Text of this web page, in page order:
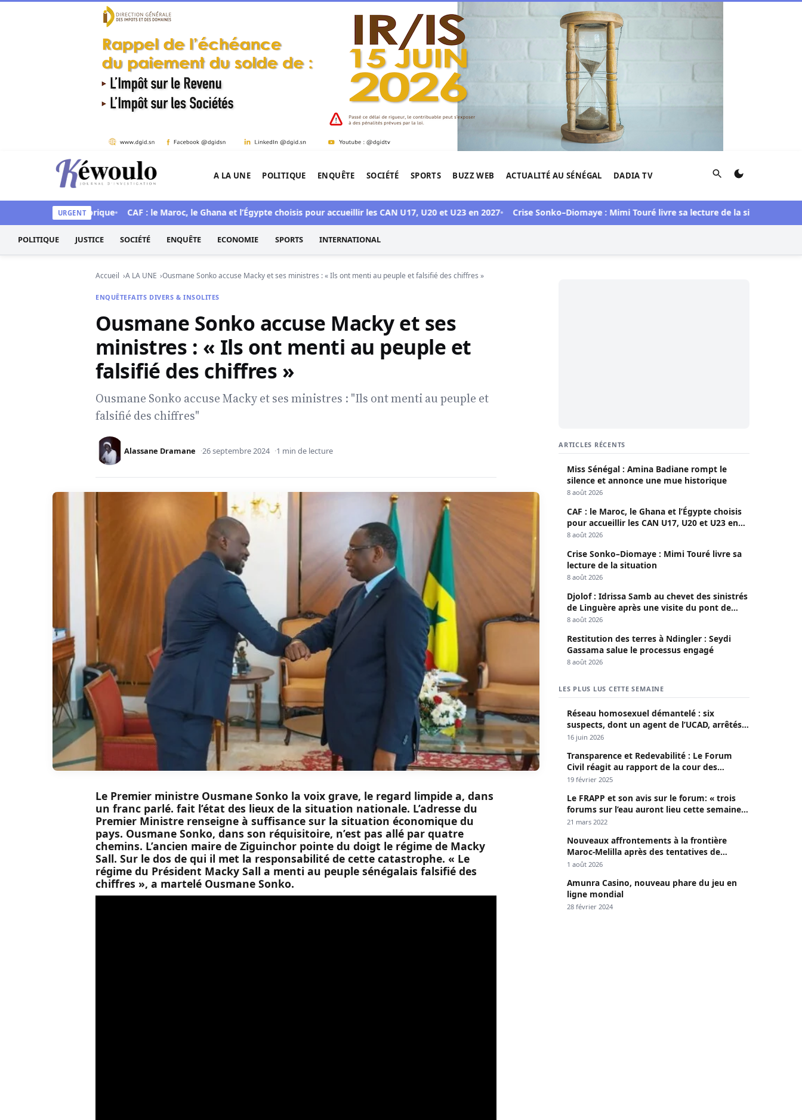
Aller au contenu
Kéwoulo, le premier site d'information et d'investigation de l'Afrique.
A LA UNE POLITIQUE ENQUÊTE SOCIÉTÉ SPORTS BUZZ WEB ACTUALITÉ AU SÉNÉGAL DADIA TV Rechercher
URGENT
une mue historique CAF : le Maroc, le Ghana et l’Égypte choisis pour accueillir les CAN U17, U20 et U23 en 2027 Crise Sonko–Diomaye : Mimi Touré livre sa lecture de la situation
POLITIQUE JUSTICE SOCIÉTÉ ENQUÊTE ECONOMIE SPORTS INTERNATIONAL
Accueil A LA UNE Ousmane Sonko accuse Macky et ses ministres : « Ils ont menti au peuple et falsifié des chiffres »
ENQUÊTEFAITS DIVERS & INSOLITES
Ousmane Sonko accuse Macky et ses
ministres : « Ils ont menti au peuple et
falsifié des chiffres »
Ousmane Sonko accuse Macky et ses ministres : "Ils ont menti au peuple et
falsifié des chiffres"
Alassane Dramane 26 septembre 2024 1 min de lecture
Le Premier ministre Ousmane Sonko la voix grave, le regard limpide a, dans
un franc parlé. fait l’état des lieux de la situation nationale. L’adresse du
Premier Ministre renseigne à suffisance sur la situation économique du
pays. Ousmane Sonko, dans son réquisitoire, n’est pas allé par quatre
chemins. L’ancien maire de Ziguinchor pointe du doigt le régime de Macky
Sall. Sur le dos de qui il met la responsabilité de cette catastrophe. « Le
régime du Président Macky Sall a menti au peuple sénégalais falsifié des
chiffres », a martelé Ousmane Sonko.
ARTICLES RÉCENTS
Miss Sénégal : Amina Badiane rompt le
silence et annonce une mue historique
8 août 2026
CAF : le Maroc, le Ghana et l’Égypte choisis
pour accueillir les CAN U17, U20 et U23 en
2027
8 août 2026
Crise Sonko–Diomaye : Mimi Touré livre sa
lecture de la situation
8 août 2026
Djolof : Idrissa Samb au chevet des sinistrés
de Linguère après une visite du pont de
Thylla
8 août 2026
Restitution des terres à Ndingler : Seydi
Gassama salue le processus engagé
8 août 2026
LES PLUS LUS CETTE SEMAINE
Réseau homosexuel démantelé : six
suspects, dont un agent de l’UCAD, arrêtés à
Keur Massar ; l’un avoue avoir propagé le
16 juin 2026
Transparence et Redevabilité : Le Forum
Civil réagit au rapport de la cour des
comptes
19 février 2025
Le FRAPP et son avis sur le forum: « trois
forums sur l’eau auront lieu cette semaine à
Dakar »
21 mars 2022
Nouveaux affrontements à la frontière
Maroc-Melilla après des tentatives de
passage
1 août 2026
Amunra Casino, nouveau phare du jeu en
ligne mondial
28 février 2024